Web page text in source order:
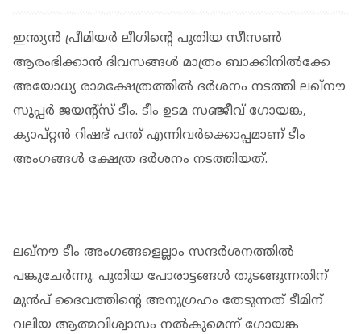
ഇന്ത്യൻ പ്രീമിയർ ലീ​ഗിന്റെ പുതിയ സീസൺ
ആരംഭിക്കാൻ ദിവസങ്ങൾ മാത്രം ബാക്കിനിൽക്കേ
അയോധ്യ രാമക്ഷേത്രത്തിൽ ദർശനം നടത്തി ലഖ്നൗ
സൂപ്പർ ജയന്റ്സ് ടീം. ടീം ഉടമ സഞ്ജീവ് ഗോയങ്ക,
ക്യാപ്റ്റൻ റിഷഭ് പന്ത് എന്നിവർക്കൊപ്പമാണ് ടീം
അംഗങ്ങൾ ക്ഷേത്ര ദർശനം നടത്തിയത്.
ലഖ്നൗ ടീം അംഗങ്ങളെല്ലാം സന്ദർശനത്തിൽ
പങ്കുചേർന്നു. പുതിയ പോരാട്ടങ്ങൾ തുടങ്ങുന്നതിന്
മുൻപ് ദൈവത്തിന്റെ അനുഗ്രഹം തേടുന്നത് ടീമിന്
വലിയ ആത്മവിശ്വാസം നൽകുമെന്ന് ഗോയങ്ക